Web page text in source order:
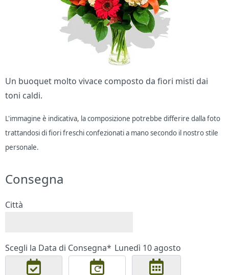
Un buoquet molto vivace composto da fiori misti dai
toni caldi.
L'immagine è indicativa, la composizione potrebbe differire dalla foto
trattandosi di fiori freschi confezionati a mano secondo il nostro stile
personale.
Consegna
Città
Scegli la Data di Consegna* Lunedì 10 agosto